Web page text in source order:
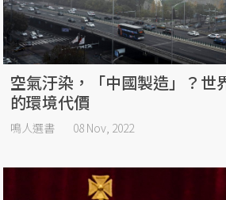
空氣汙染，「中國製造」？世
的環境代價
鳴人選書 08 Nov, 2022